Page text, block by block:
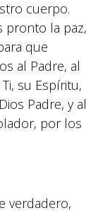
cuerpo.
pronto la paz,
que
al Padre, al
su Espíritu,
Padre, y al
por los
verdadero,